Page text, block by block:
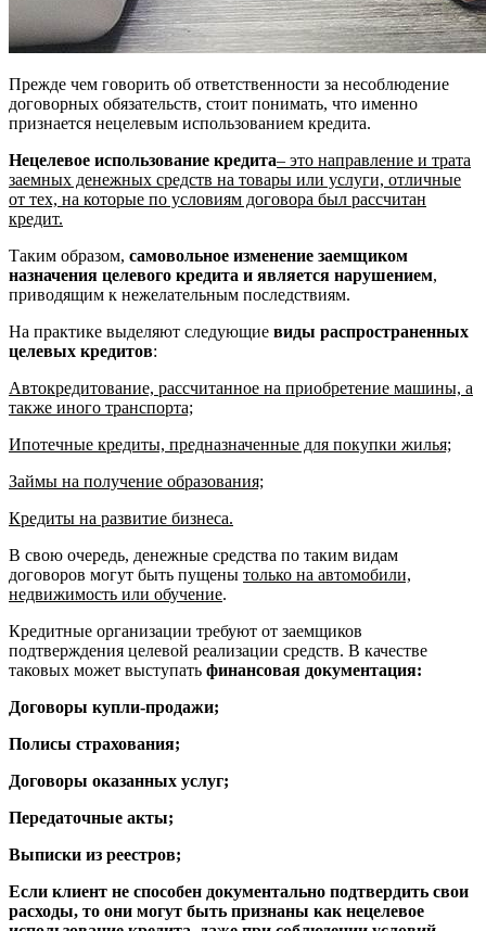
Прежде чем говорить об ответственности за несоблюдение
договорных обязательств, стоит понимать, что именно
признается нецелевым использованием кредита.
Нецелевое использование кредита– это направление и трата
заемных денежных средств на товары или услуги, отличные
от тех, на которые по условиям договора был рассчитан
кредит.
Таким образом, самовольное изменение заемщиком
назначения целевого кредита и является нарушением,
приводящим к нежелательным последствиям.
На практике выделяют следующие виды распространенных
целевых кредитов:
Автокредитование, рассчитанное на приобретение машины, а
также иного транспорта;
Ипотечные кредиты, предназначенные для покупки жилья;
Займы на получение образования;
Кредиты на развитие бизнеса.
В свою очередь, денежные средства по таким видам
договоров могут быть пущены только на автомобили,
недвижимость или обучение.
Кредитные организации требуют от заемщиков
подтверждения целевой реализации средств. В качестве
таковых может выступать финансовая документация:
Договоры купли-продажи;
Полисы страхования;
Договоры оказанных услуг;
Передаточные акты;
Выписки из реестров;
Если клиент не способен документально подтвердить свои
расходы, то они могут быть признаны как нецелевое